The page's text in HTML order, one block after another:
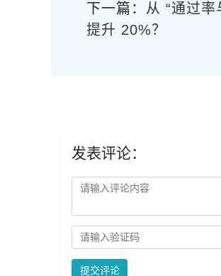
下一篇： 从 “通过
提升 20%？
发表评论：
提交评论